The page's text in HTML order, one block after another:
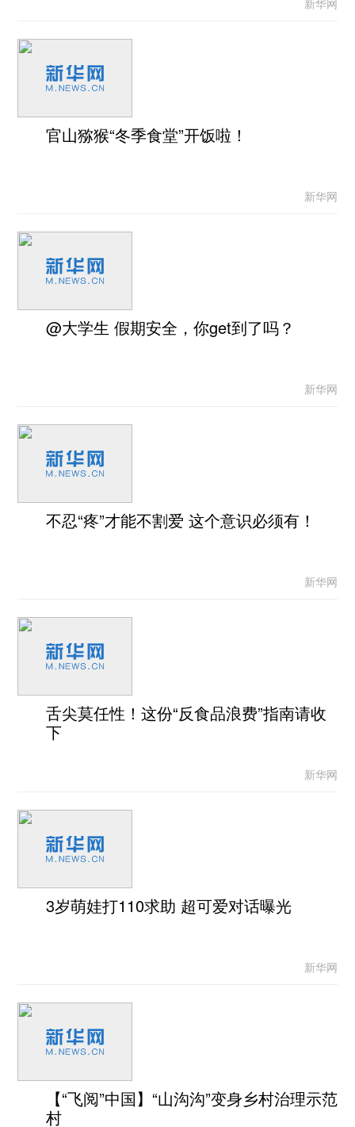
官山猕猴“冬季食堂”开饭啦！
新华网
@大学生 假期安全，你get到了吗？
新华网
不忍“疼”才能不割爱 这个意识必须有！
新华网
舌尖莫任性！这份“反食品浪费”指南请收
下
新华网
3岁萌娃打110求助 超可爱对话曝光
新华网
【“飞阅”中国】“山沟沟”变身乡村治理示范
村